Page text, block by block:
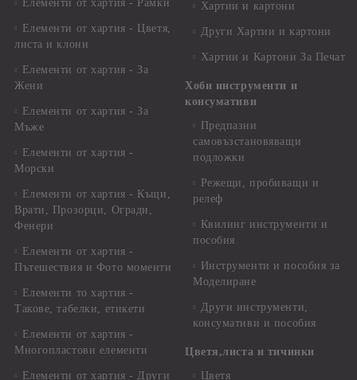
Елементи от хартия - Рамки
Елементи от хартия - Цветя,
листа и клони
Елементи от хартия - За
Жени
Елементи от хартия - За
Мъже
Елементи от хартия -
Морски
Елементи от хартия - Къщи,
Врати, Прозорци, Огради,
Фенери
Елементи от хартия -
Пътешествия и Фото моменти
Елементи то хартия -
Такове, табелки, етикети
Елементи от хартия -
Многопластови елементи
Елементи от хартия - Други
Хартии и картони
Други Хартии и картони
Хартии и Картони За Печат
Хоби инструменти и
консумативи
Предпазни
самовъзстановяващи
подложки
Режещи, пробиващи и
релеф
Квилинг инструменти и
пособия
Инструменти и пособия за
Моделиране
Други инструменти,
консумативи и пособия
Цветя,листа и тичинки
Цветя